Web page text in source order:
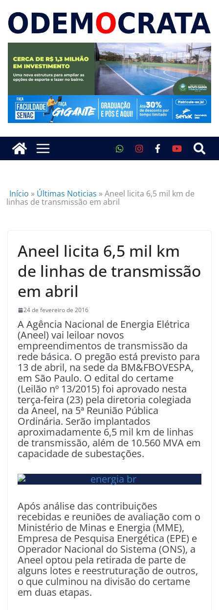
Início » Últimas Noticias »Aneel licita 6,5 mil km de
linhas de transmissão em abril
Aneel licita 6,5 mil km
de linhas de transmissão
em abril
24 de fevereiro de 2016
A Agência Nacional de Energia Elétrica
(Aneel) vai leiloar novos
empreendimentos de transmissão da
rede básica. O pregão está previsto para
13 de abril, na sede da BM&FBOVESPA,
em São Paulo. O edital do certame
(Leilão nº 13/2015) foi aprovado nesta
terça-feira (23) pela diretoria colegiada
da Aneel, na 5ª Reunião Pública
Ordinária. Serão implantados
aproximadamente 6,5 mil km de linhas
de transmissão, além de 10.560 MVA em
capacidade de subestações.
Após análise das contribuições
recebidas e reuniões de avaliação com o
Ministério de Minas e Energia (MME),
Empresa de Pesquisa Energética (EPE) e
Operador Nacional do Sistema (ONS), a
Aneel optou pela retirada de parte de
alguns lotes e reestruturação de outros,
o que culminou na divisão do certame
em duas etapas.